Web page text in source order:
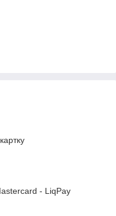
- LiqPay